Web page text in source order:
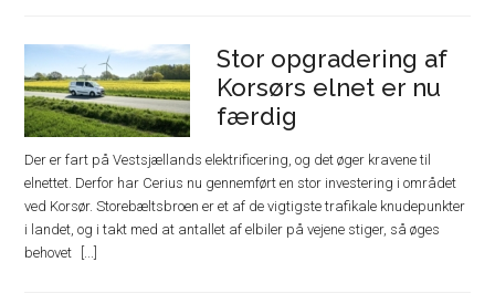
Stor opgradering af
Korsørs elnet er nu
færdig
Der er fart på Vestsjællands elektrificering, og det øger kravene til
elnettet. Derfor har Cerius nu gennemført en stor investering i området
ved Korsør. Storebæltsbroen er et af de vigtigste trafikale knudepunkter
i landet, og i takt med at antallet af elbiler på vejene stiger, så øges
behovet